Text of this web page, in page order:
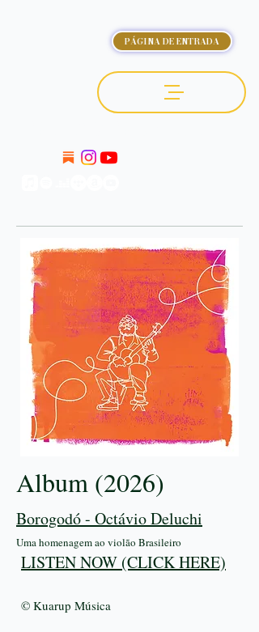
PÁGINA DE ENTRADA
Album (2026)
Borogodó - Octávio Deluchi
Uma homenagem ao violão Brasileiro
LISTEN NOW (CLICK HERE)
© Kuarup Música